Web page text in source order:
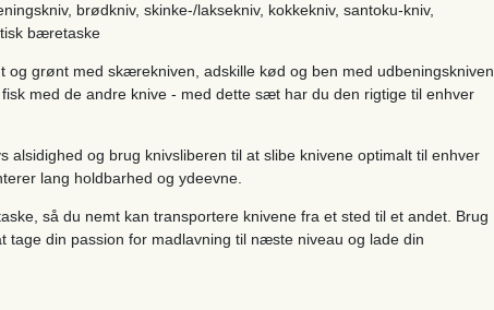
brødkniv, skinke-/laksekniv, kokkekniv, santoku-kniv,
bæretaske
og grønt med skærekniven, adskille kød og ben med udbeningskniven
med de andre knive - med dette sæt har du den rigtige til enhver
alsidighed og brug knivsliberen til at slibe knivene optimalt til enhver
lang holdbarhed og ydeevne.
så du nemt kan transportere knivene fra et sted til et andet. Brug
tage din passion for madlavning til næste niveau og lade din